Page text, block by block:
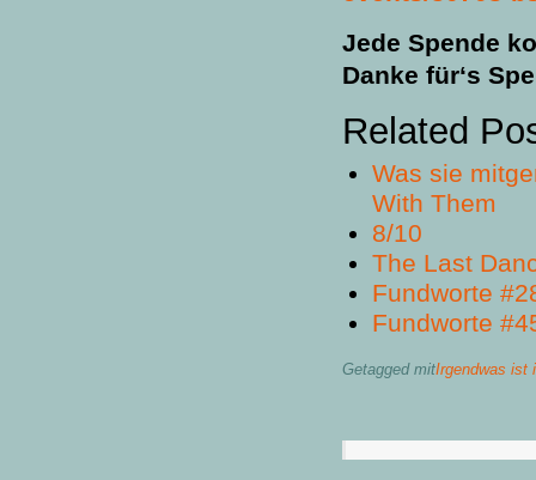
Jede Spende
Danke für‘s
Related
Was sie
With Them
8/10
The Last
Fundworte
Fundworte
Getagged mitIrgendwas ist